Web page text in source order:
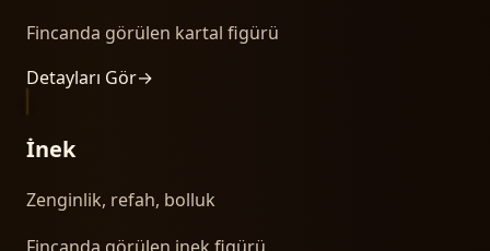
Fincanda görülen kartal figürü
Detayları Gör→
İnek
Zenginlik, refah, bolluk